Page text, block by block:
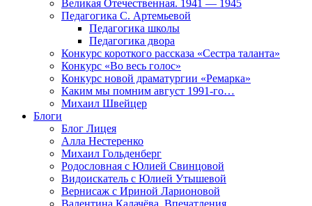
Великая Отечественная. 1941 — 1945
Педагогика С. Артемьевой
Педагогика школы
Педагогика двора
Конкурс короткого рассказа «Сестра таланта»
Конкурс «Во весь голос»
Конкурс новой драматургии «Ремарка»
Каким мы помним август 1991-го…
Михаил Швейцер
Блоги
Блог Лицея
Алла Нестеренко
Михаил Гольденберг
Родословная с Юлией Свинцовой
Видоискатель с Юлией Утышевой
Вернисаж с Ириной Ларионовой